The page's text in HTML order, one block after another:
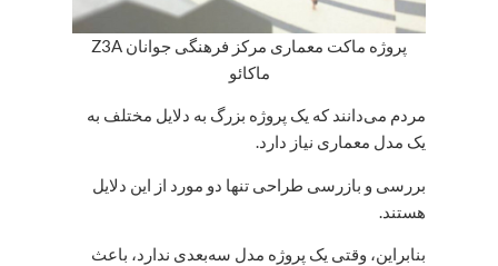
پروژه ماکت معماری مرکز فرهنگی جوانان Z3A
ماکائو
مردم می‌دانند که یک پروژه بزرگ به دلایل مختلف به
یک مدل معماری نیاز دارد.
بررسی و بازرسی طراحی تنها دو مورد از این دلایل
هستند.
بنابراین، وقتی یک پروژه مدل سه‌بعدی ندارد، باعث